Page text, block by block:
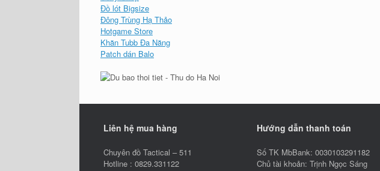
Đồ lót Bigsize
Đông Trùng Hạ Thảo
Hotgame Store
Khăn Tubb Đa Năng
Patch dán Balo
Liên hệ mua hàng
Chuyên đồ Tactical – 511
Hotline : 0829.331122
Hướng dẫn thanh toán
Số TK MbBank: 0030103291182
Chủ tài khoản: Trịnh Ngọc Sáng